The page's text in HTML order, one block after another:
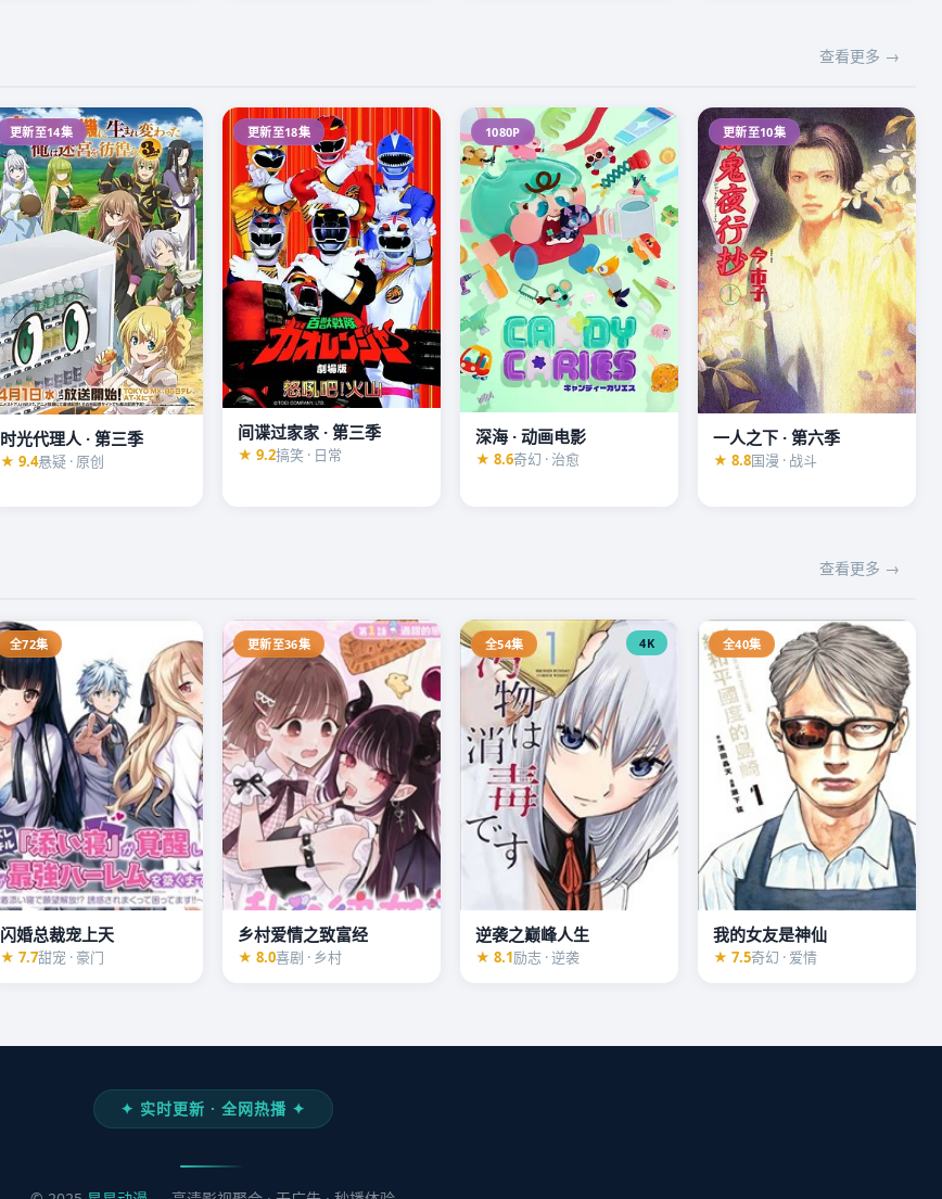
查看更多 →
更新至14集
时光代理人 · 第三季
★ 9.4悬疑 · 原创
更新至18集
间谍过家家 · 第三季
★ 9.2搞笑 · 日常
1080P
深海 · 动画电影
★ 8.6奇幻 · 治愈
更新至10集
一人之下 · 第六季
★ 8.8国漫 · 战斗
查看更多 →
全72集
闪婚总裁宠上天
★ 7.7甜宠 · 豪门
更新至36集
乡村爱情之致富经
★ 8.0喜剧 · 乡村
全54集 4K
逆袭之巅峰人生
★ 8.1励志 · 逆袭
全40集
我的女友是神仙
★ 7.5奇幻 · 爱情
✦ 实时更新 · 全网热播 ✦